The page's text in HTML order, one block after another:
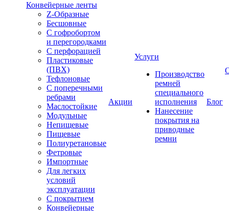
Конвейерные ленты
Z-Образные
Бесшовные
С гофробортом
и перегородками
С перфорацией
Пластиковые
(ПВХ)
Тефлоновые
С поперечными
ребрами
Маслостойкие
Модульные
Непищевые
Пищевые
Полиуретановые
Фетровые
Импортные
Для легких
условий
эксплуатации
С покрытием
Конвейерные
Акции
Услуги
Производство
ремней
специального
исполнения
Нанесение
покрытия на
приводные
ремни
Блог